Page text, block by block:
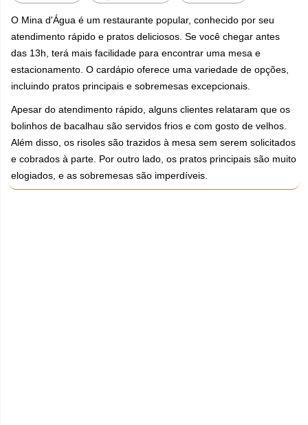
O Mina d'Água é um restaurante popular, conhecido por seu
atendimento rápido e pratos deliciosos. Se você chegar antes
das 13h, terá mais facilidade para encontrar uma mesa e
estacionamento. O cardápio oferece uma variedade de opções,
incluindo pratos principais e sobremesas excepcionais.
Apesar do atendimento rápido, alguns clientes relataram que os
bolinhos de bacalhau são servidos frios e com gosto de velhos.
Além disso, os risoles são trazidos à mesa sem serem solicitados
e cobrados à parte. Por outro lado, os pratos principais são muito
elogiados, e as sobremesas são imperdíveis.